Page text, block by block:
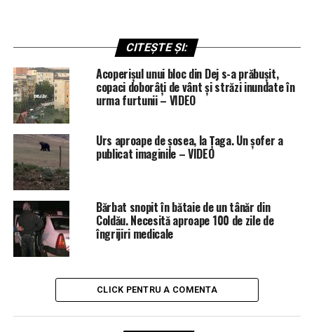
CITEȘTE ȘI:
Acoperișul unui bloc din Dej s-a prăbușit,
copaci doborâți de vânt și străzi inundate în
urma furtunii – VIDEO
Urs aproape de șosea, la Țaga. Un șofer a
publicat imaginile – VIDEO
Bărbat snopit în bătaie de un tânăr din
Coldău. Necesită aproape 100 de zile de
îngrijiri medicale
CLICK PENTRU A COMENTA